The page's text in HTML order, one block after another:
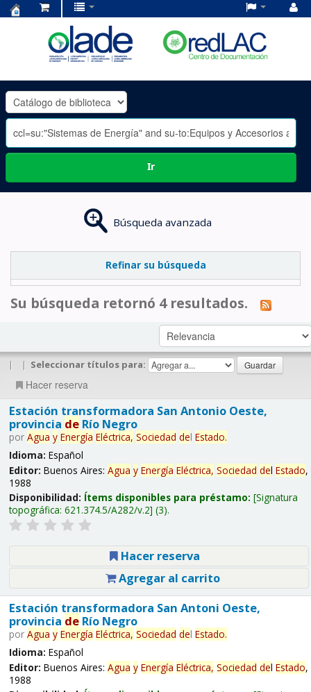
OLADE
-
Ir
Búsqueda avanzada
Refinar su búsqueda
Su búsqueda retornó 4 resultados.
| | Seleccionar títulos para:
Hacer reserva
Estación transformadora San Antonio Oeste,
provincia deRío Negro
por Agua y Energía Eléctrica, Sociedad del Estado.
Idioma: Español
Editor: Buenos Aires: Agua y Energía Eléctrica, Sociedad del Estado,
1988
Disponibilidad: Ítems disponibles para préstamo: Signatura
topográfica: 621.374.5/A282/v.2 (3).
Hacer reserva
Agregar al carrito
Estación transformadora San Antoni Oeste,
provincia deRío Negro
por Agua y Energía Eléctrica, Sociedad del Estado.
Idioma: Español
Editor: Buenos Aires: Agua y Energía Eléctrica, Sociedad del Estado,
1988